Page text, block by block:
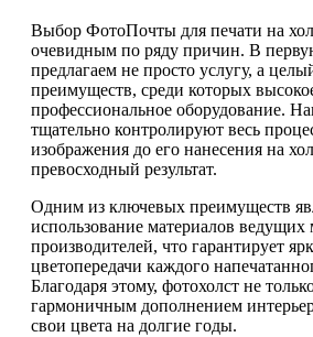
Выбор ФотоПочты для печати на
очевидным по ряду причин. В
предлагаем не просто услугу, а
преимуществ, среди которых
профессиональное оборудование.
тщательно контролируют весь
изображения до его нанесения на
превосходный результат.
Одним из ключевых преимуществ
использование материалов
производителей, что гарантирует
цветопередачи каждого
Благодаря этому, фотохолст не
гармоничным дополнением
свои цвета на долгие годы.